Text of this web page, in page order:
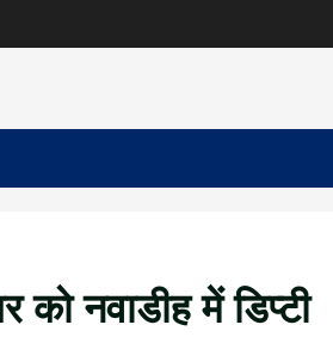
को नवाडीह में डिप्टी